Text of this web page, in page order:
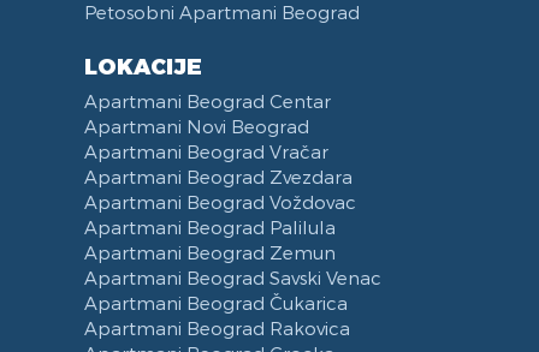
Petosobni Apartmani Beograd
LOKACIJE
Apartmani Beograd Centar
Apartmani Novi Beograd
Apartmani Beograd Vračar
Apartmani Beograd Zvezdara
Apartmani Beograd Voždovac
Apartmani Beograd Palilula
Apartmani Beograd Zemun
Apartmani Beograd Savski Venac
Apartmani Beograd Čukarica
Apartmani Beograd Rakovica